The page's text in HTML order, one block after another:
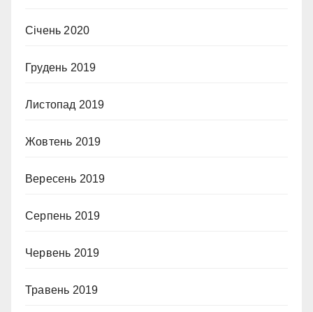
Січень 2020
Грудень 2019
Листопад 2019
Жовтень 2019
Вересень 2019
Серпень 2019
Червень 2019
Травень 2019